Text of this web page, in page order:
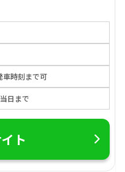
車時刻まで可
日まで
ト